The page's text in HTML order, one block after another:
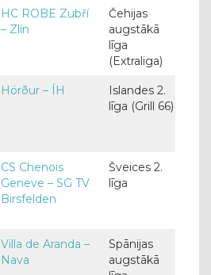
HC ROBE Zubří
– Zlín
Čehijas
augstākā
līga
(Extraliga)
Hörður – ÍH
Islandes 2.
līga (Grill 66)
CS Chenois
Geneve – SG TV
Birsfelden
Šveices 2.
līga
Villa de Aranda –
Nava
Spānijas
augstākā